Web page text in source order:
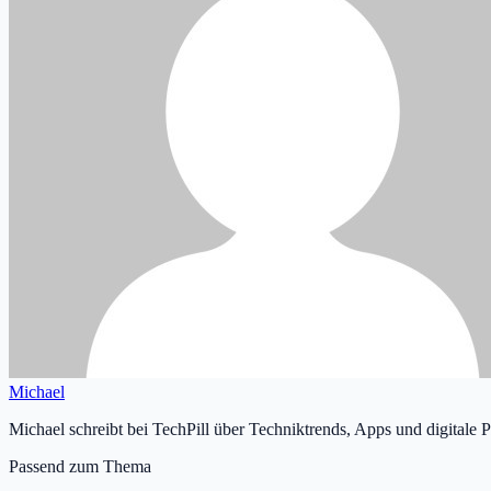
Michael
Michael schreibt bei TechPill über Techniktrends, Apps und digitale
Passend zum Thema